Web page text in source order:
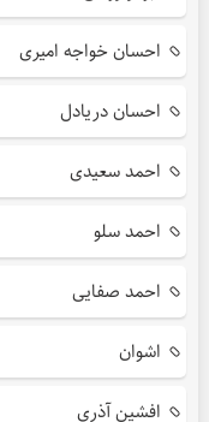
احسان خواجه امیری
احسان دریادل
احمد سعیدی
احمد سلو
احمد صفایی
اشوان
افشین آذری